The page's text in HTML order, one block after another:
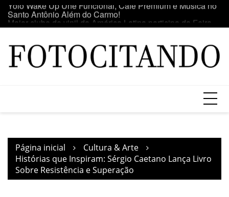
para
o
Maior clube de vinil da América Latina participa da Feira
do Vinil no Shopping Center Lapa
Página inicial
Cultura & Arte
Histórias que Inspiram: Sérgio Caetano Lança Livro
Sobre Resistência e Superação